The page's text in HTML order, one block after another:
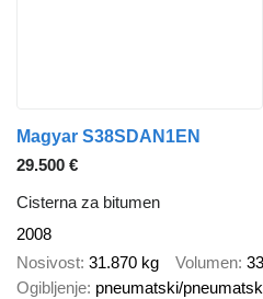
Magyar S38SDAN1EN
29.500 €
Cisterna za bitumen
2008
Nosivost 31.870 kg Volumen
Ogibljenje pneumatski/